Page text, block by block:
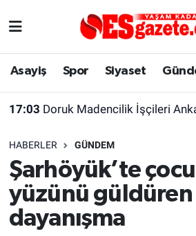
Asayiş Spor Siyaset
17:03 Doruk Madencilik İşçileri
HABERLER GÜNDEM
Şarhöyük’te
yüzünü güldüren
dayanışma
Asayiş
Gündem
Türkiye
Dünya
Yaşam
Eskişehirspor Arşivi
Eskişehir Arşivi
Röportaj
Eskişehir Nöbetçi Eczaneler
Süper Lig Puan Durumu ve
Tüm Manşetler
Son Dakika Haberleri